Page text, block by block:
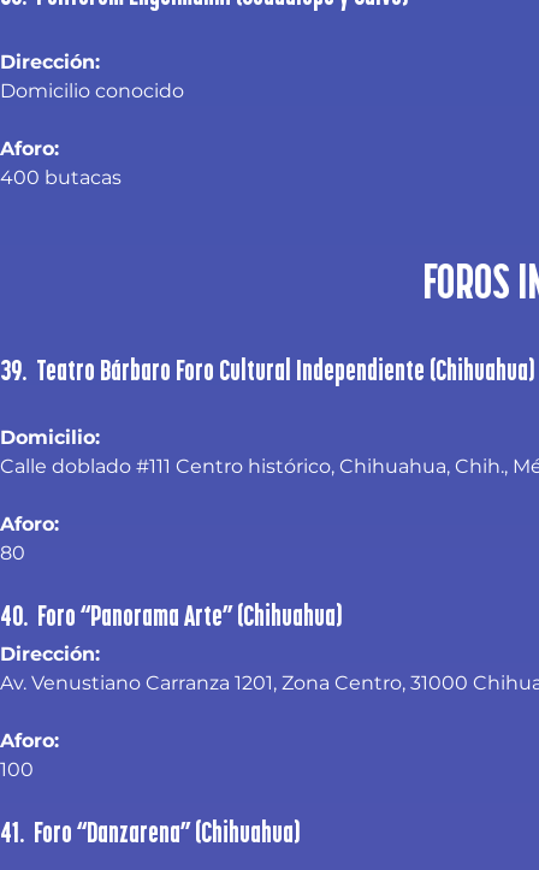
Dirección:
Domicilio conocido
Aforo:
400 butacas
FOROS
39. Teatro Bárbaro Foro Cultural Independiente (Chihuahua)
Domicilio:
Calle doblado #111 Centro histórico, Chihuahua, Chih.,
Aforo:
80
40. Foro “Panorama Arte” (Chihuahua)
Dirección:
Av. Venustiano Carranza 1201, Zona Centro, 31000
Aforo:
100
41. Foro “Danzarena” (Chihuahua)